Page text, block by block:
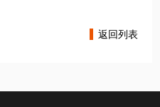
返回列表